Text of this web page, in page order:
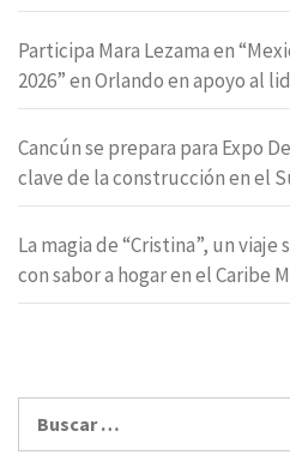
Participa Mara Lezama en
2026” en Orlando en apoyo al
Cancún se prepara para Expo
clave de la construcción en el
La magia de “Cristina”, un
con sabor a hogar en el Caribe